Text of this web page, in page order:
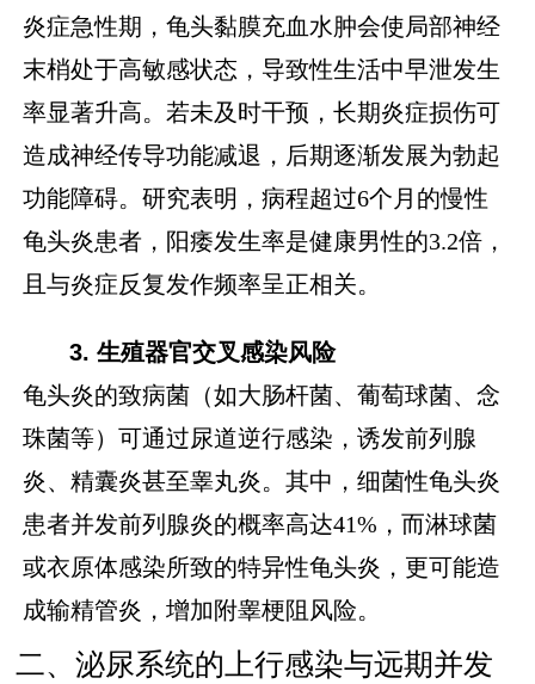
炎症急性期，龟头黏膜充血水肿会使局部神经
末梢处于高敏感状态，导致性生活中早泄发生
率显著升高。若未及时干预，长期炎症损伤可
造成神经传导功能减退，后期逐渐发展为勃起
功能障碍。研究表明，病程超过6个月的慢性
龟头炎患者，阳痿发生率是健康男性的3.2倍，
且与炎症反复发作频率呈正相关。
3. 生殖器官交叉感染风险
龟头炎的致病菌（如大肠杆菌、葡萄球菌、念
珠菌等）可通过尿道逆行感染，诱发前列腺
炎、精囊炎甚至睾丸炎。其中，细菌性龟头炎
患者并发前列腺炎的概率高达41%，而淋球菌
或衣原体感染所致的特异性龟头炎，更可能造
成输精管炎，增加附睾梗阻风险。
二、泌尿系统的上行感染与远期并发